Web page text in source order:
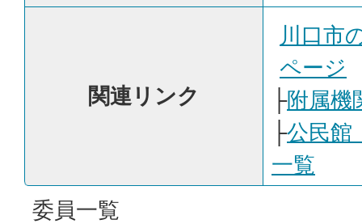
関連リンク
川口市
ページ
├附属機
├公民館
一覧
委員一覧